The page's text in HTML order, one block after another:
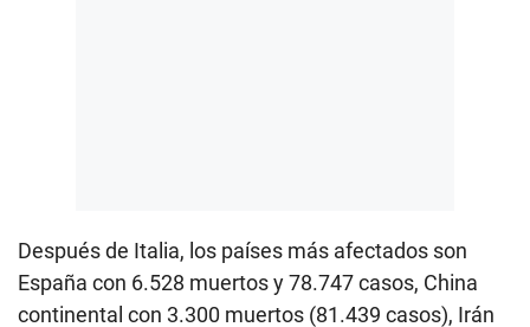
Después de Italia, los países más afectados son
España con 6.528 muertos y 78.747 casos, China
continental con 3.300 muertos (81.439 casos), Irán